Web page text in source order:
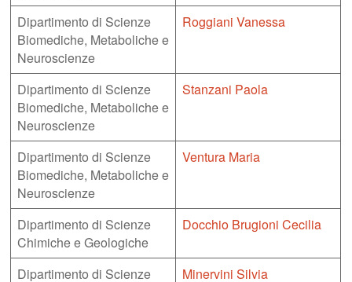
Dipartimento di Scienze
Biomediche, Metaboliche e
Neuroscienze
Roggiani Vanessa
Dipartimento di Scienze
Biomediche, Metaboliche e
Neuroscienze
Stanzani Paola
Dipartimento di Scienze
Biomediche, Metaboliche e
Neuroscienze
Ventura Maria
Dipartimento di Scienze
Chimiche e Geologiche
Docchio Brugioni Cecilia
Dipartimento di Scienze
Minervini Silvia